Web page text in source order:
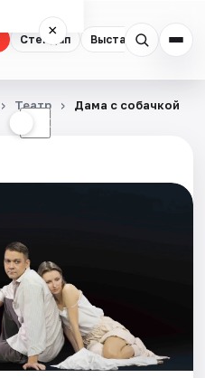
Стендап Выставки
×
☾
Театр Дама с собачкой